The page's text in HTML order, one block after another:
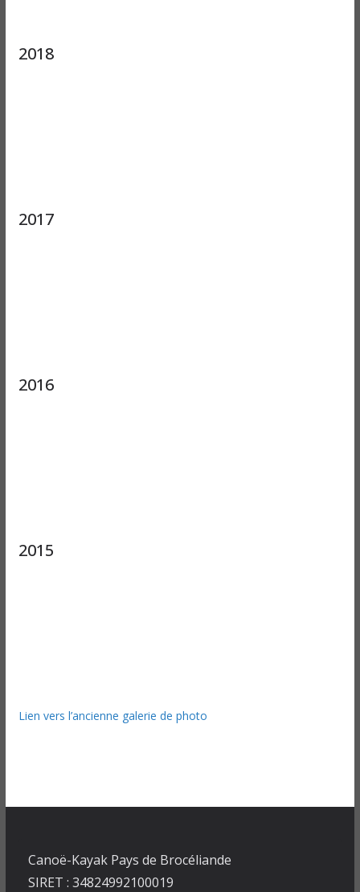
2018
2017
2016
2015
Lien vers l’ancienne galerie de photo
Canoë-Kayak Pays de Brocéliande
SIRET : 34824992100019